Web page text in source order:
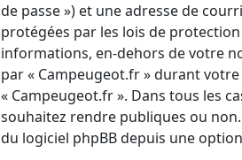
de passe ») et une adresse de
protégées par les lois de
informations, en-dehors de votre
par « Campeugeot.fr » durant
« Campeugeot.fr ». Dans tous les
souhaitez rendre publiques ou
du logiciel phpBB depuis une